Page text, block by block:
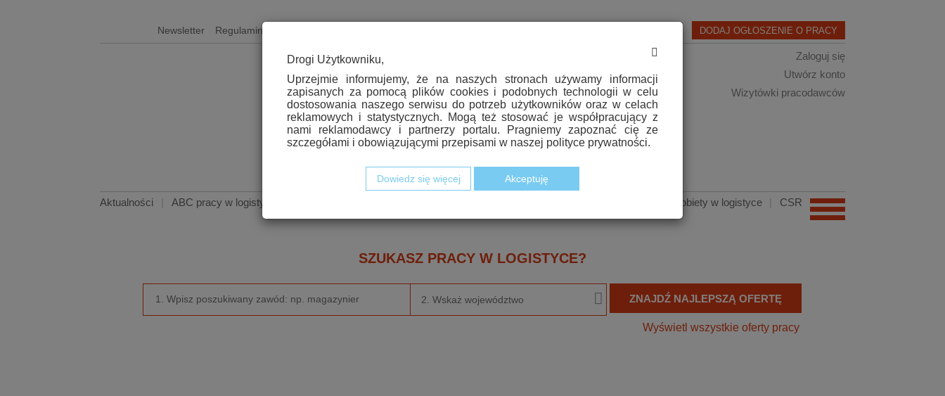
Drogi Użytkowniku,
Uprzejmie informujemy, że na naszych stronach używamy informacji
zapisanych za pomocą plików cookies i podobnych technologii w celu
dostosowania naszego serwisu do potrzeb użytkowników oraz w celach
reklamowych i statystycznych. Mogą też stosować je współpracujący z
nami reklamodawcy i partnerzy portalu. Pragniemy zapoznać cię ze
szczegółami i obowiązującymi przepisami w naszej polityce prywatności.
Dowiedz się więcej Akceptuję
Newsletter Regulamin DODAJ OGŁOSZENIE O PRACY
Zaloguj się
Utwórz konto
Wizytówki pracodawców
WSZYSTKO O RYNKU USŁUG I PRACY W LOGISTYCE
Aktualności ABC pracy w logistyce Kobiety w logistyce CSR
SZUKASZ PRACY W LOGISTYCE?
2. Wskaż województwo ZNAJDŹ NAJLEPSZĄ OFERTĘ
Wyświetl wszystkie oferty pracy